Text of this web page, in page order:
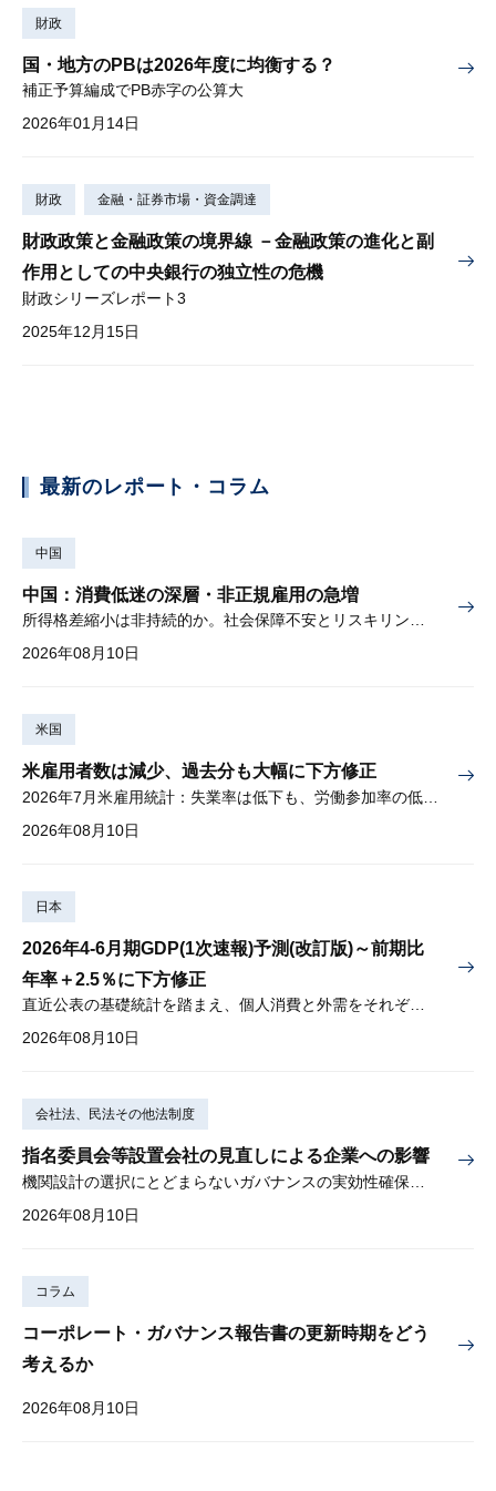
財政
国・地方のPBは2026年度に均衡する？
補正予算編成でPB赤字の公算大
2026年01月14日
財政 金融・証券市場・資金調達
財政政策と金融政策の境界線 －金融政策の進化と副
作用としての中央銀行の独立性の危機
財政シリーズレポート3
2025年12月15日
最新のレポート・コラム
中国
中国：消費低迷の深層・非正規雇用の急増
所得格差縮小は非持続的か。社会保障不安とリスキリングの難しさ
2026年08月10日
米国
米雇用者数は減少、過去分も大幅に下方修正
2026年08月10日
日本
2026年4-6月期GDP(1次速報)予測(改訂版)～前期比
年率＋2.5％に下方修正
直近公表の基礎統計を踏まえ、個人消費と外需をそれぞれ下方修正
2026年08月10日
会社法、民法その他法制度
指名委員会等設置会社の見直しによる企業への影響
2026年08月10日
コラム
コーポレート・ガバナンス報告書の更新時期をどう
考えるか
2026年08月10日